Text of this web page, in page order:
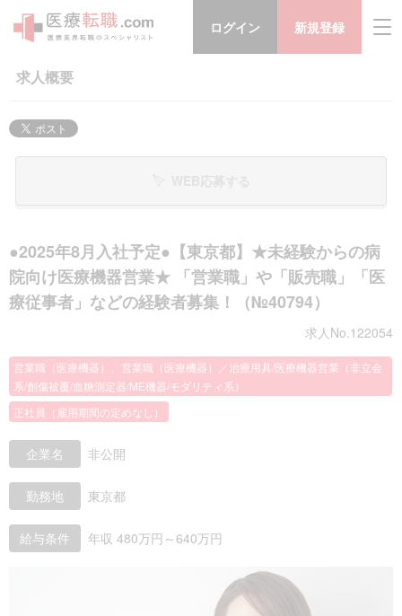
ログイン 新規登録
求人概要
●2025年8月入社予定●【東京都】★未経験からの病
院向け医療機器営業★ 「営業職」や「販売職」「医
療従事者」などの経験者募集！（№40794）
求人No.122054
営業職（医療機器）、営業職（医療機器）／治療用具/医療機器営業（非立会
系/創傷被覆/血糖測定器/ME機器/モダリティ系）
正社員（雇用期間の定めなし）
企業名 非公開
勤務地 東京都
給与条件 年収 480万円～640万円